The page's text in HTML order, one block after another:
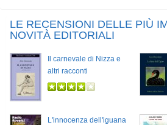
LE RECENSIONI DELLE PIÙ
NOVITÀ EDITORIALI
Il carnevale di Nizza e
altri racconti
L'innocenza dell'iguana